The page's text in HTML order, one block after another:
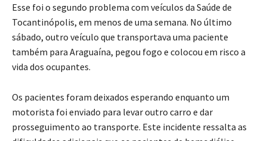
Esse foi o segundo problema com veículos da Saúde de
Tocantinópolis, em menos de uma semana. No último
sábado, outro veículo que transportava uma paciente
também para Araguaína, pegou fogo e colocou em risco a
vida dos ocupantes.
Os pacientes foram deixados esperando enquanto um
motorista foi enviado para levar outro carro e dar
prosseguimento ao transporte. Este incidente ressalta as